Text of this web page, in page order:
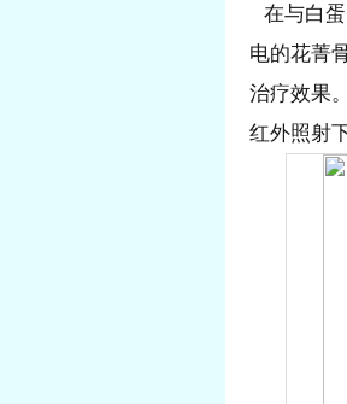
在与白
电的花菁
治疗效果
红外照射